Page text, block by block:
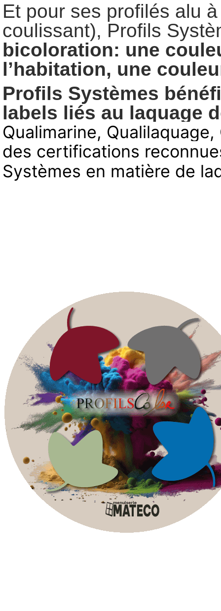
Et pour ses profilés alu
coulissant), Profils
bicoloration: une
l’habitation, une
Profils Systèmes
labels liés au laquage
Qualimarine,
des certifications
Systèmes en matière de